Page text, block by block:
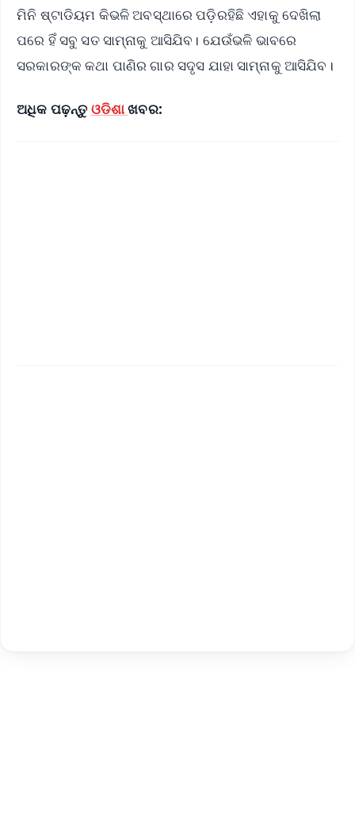
ମିନି ଷ୍ଟାଡିୟମ କିଭଳି ଅବସ୍ଥାରେ ପଡ଼ିରହିଛି ଏହାକୁ ଦେଖିଲା
ପରେ ହିଁ ସବୁ ସତ ସାମ୍ନାକୁ ଆସିଯିବ। ଯେଉଁଭଳି ଭାବରେ
ସରକାରଙ୍କ କଥା ପାଣିର ଗାର ସଦୃସ ଯାହା ସାମ୍ନାକୁ ଆସିଯିବ।
ଅଧିକ ପଢ଼ନ୍ତୁ ଓଡିଶାଖବର: